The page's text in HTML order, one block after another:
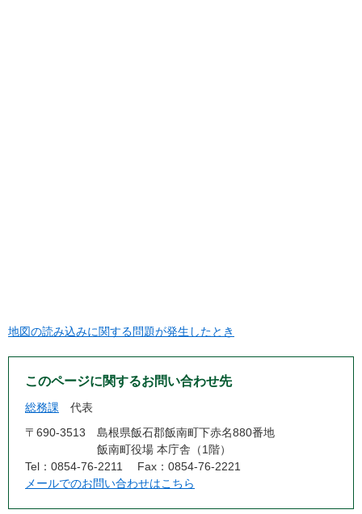
地図の読み込みに関する問題が発生したとき
このページに関するお問い合わせ先
総務課
代表
〒690-3513
島根県飯石郡飯南町下赤名880番地
飯南町役場 本庁舎（1階）
Tel：0854-76-2211
Fax：0854-76-2221
メールでのお問い合わせはこちら